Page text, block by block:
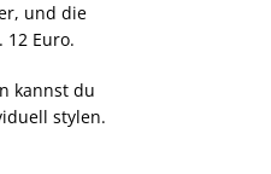
und die
12 Euro.
kannst du
stylen.